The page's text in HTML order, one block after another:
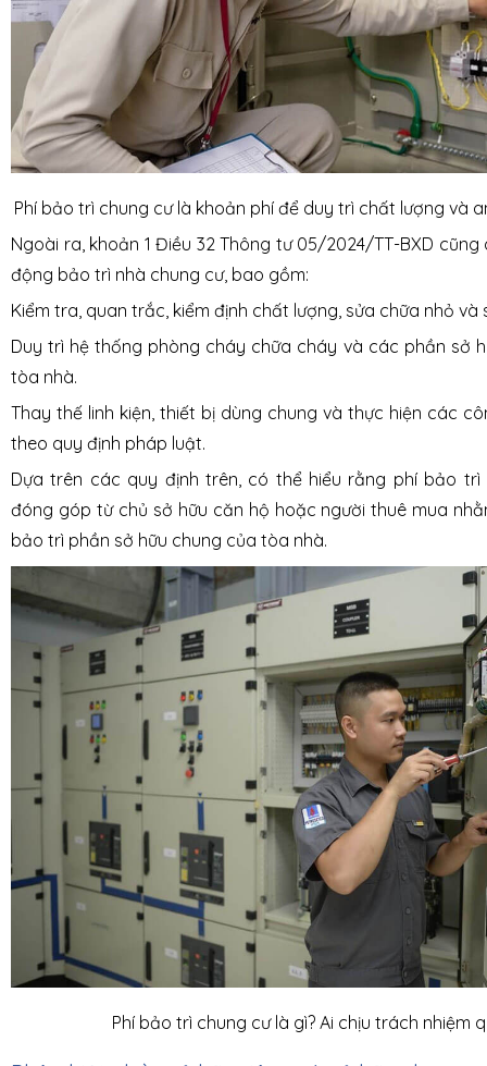
Phí bảo trì chung cư là khoản phí để duy trì chất lượng và
Ngoài ra, khoản 1 Điều 32 Thông tư 05/2024/TT-BXD
động bảo trì nhà chung cư, bao gồm:
Kiểm tra, quan trắc, kiểm định chất lượng, sửa chữa nhỏ và
Duy trì hệ thống phòng cháy chữa cháy và các phần sở
tòa nhà.
Thay thế linh kiện, thiết bị dùng chung và thực hiện các
theo quy định pháp luật.
Dựa trên các quy định trên, có thể hiểu rằng phí bảo trì
đóng góp từ chủ sở hữu căn hộ hoặc người thuê mua
bảo trì phần sở hữu chung của tòa nhà.
Phí bảo trì chung cư là gì? Ai chịu trách nhiệm